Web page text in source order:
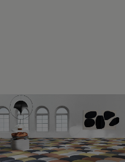
kudetta sisältää
lattiapinnoitetta, 24
Kuvat)
Kuvat)
Kuvat)